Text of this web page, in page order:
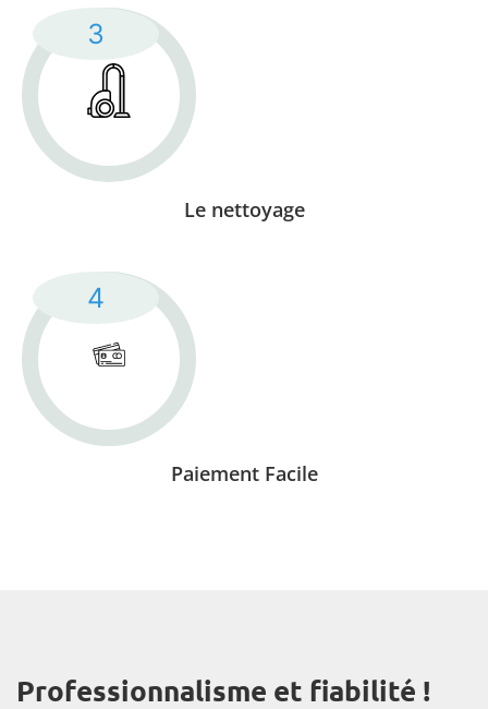
Le nettoyage
Paiement Facile
Professionnalisme et fiabilité !